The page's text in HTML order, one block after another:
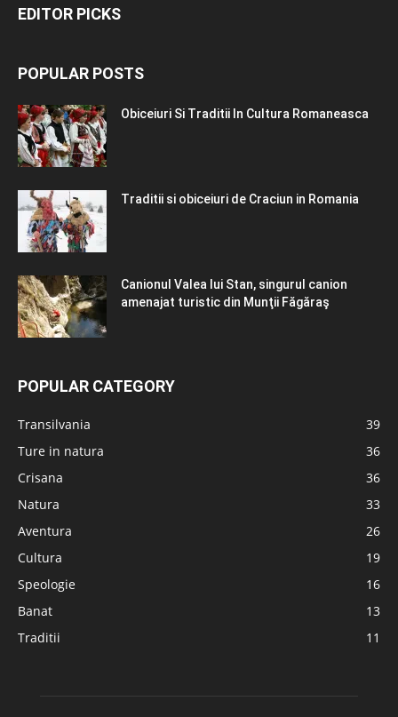
EDITOR PICKS
POPULAR POSTS
Obiceiuri Si Traditii In Cultura Romaneasca
Traditii si obiceiuri de Craciun in Romania
Canionul Valea lui Stan, singurul canion
amenajat turistic din Munţii Făgăraş
POPULAR CATEGORY
Transilvania
39
Ture in natura
36
Crisana
36
Natura
33
Aventura
26
Cultura
19
Speologie
16
Banat
13
Traditii
11